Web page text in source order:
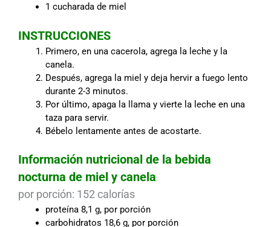
1 cucharada de miel
INSTRUCCIONES
Primero, en una cacerola, agrega la leche y la
canela.
Después, agrega la miel y deja hervir a fuego lento
durante 2-3 minutos.
Por último, apaga la llama y vierte la leche en una
taza para servir.
Bébelo lentamente antes de acostarte.
Información nutricional de la bebida
nocturna de miel y canela
por porción: 152 calorías
proteína 8,1 g, por porción
carbohidratos 18,6 g, por porción